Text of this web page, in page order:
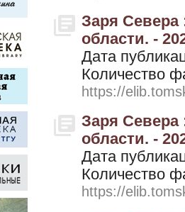
Заря Севера
области. -
Дата
Количество
https://
Заря Севера
области. -
Дата
Количество
https://